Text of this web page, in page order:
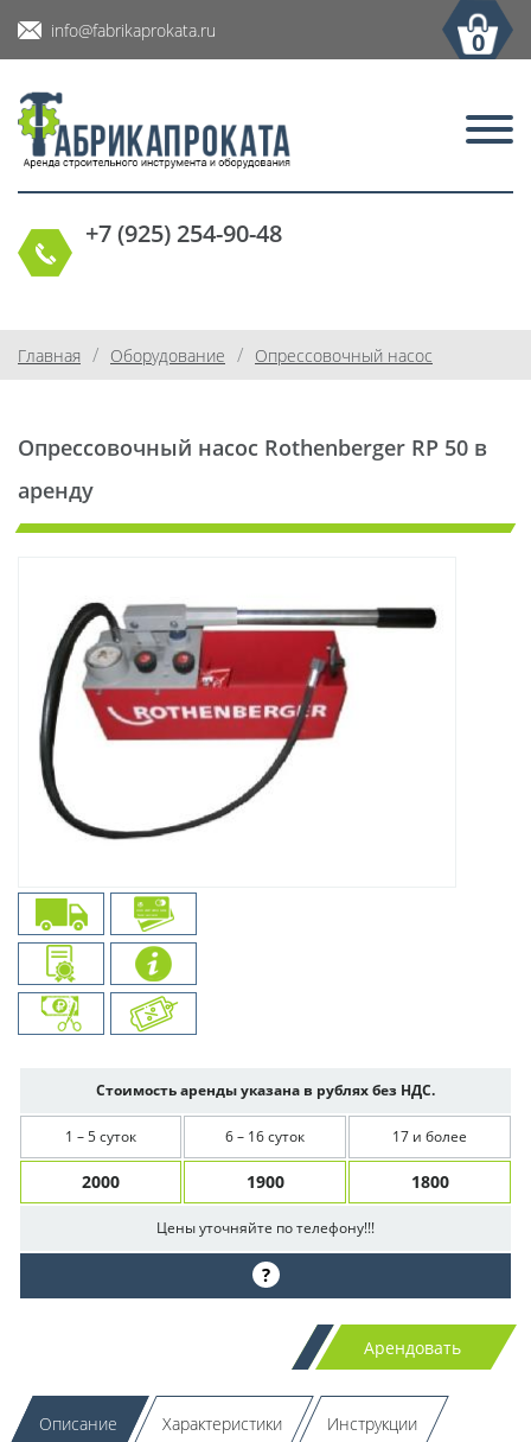
info@fabrikaprokata.ru 0
+7 (925) 254-90-48
Главная / Оборудование / Опрессовочный насос
Опрессовочный насос Rothenberger RP 50 в
аренду
Стоимость аренды указана в рублях без НДС.
1 – 5 суток 6 – 16 суток 17 и более
2000 1900 1800
Цены уточняйте по телефону!!!
?
Арендовать
Описание Характеристики Инструкции